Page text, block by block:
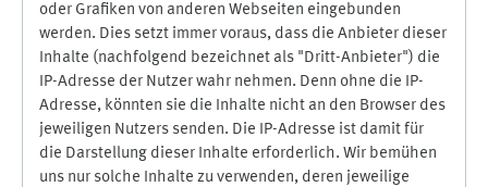
oder Grafiken von anderen Webseiten eingebunden
werden. Dies setzt immer voraus, dass die Anbieter dieser
Inhalte (nachfolgend bezeichnet als "Dritt-Anbieter") die
IP-Adresse der Nutzer wahr nehmen. Denn ohne die IP-
Adresse, könnten sie die Inhalte nicht an den Browser des
jeweiligen Nutzers senden. Die IP-Adresse ist damit für
die Darstellung dieser Inhalte erforderlich. Wir bemühen
uns nur solche Inhalte zu verwenden, deren jeweilige